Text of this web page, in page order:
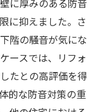
に抑えました。さ
階の騒音が気にな
ースでは、リフォ
たとの高評価を得
的な防音対策の重